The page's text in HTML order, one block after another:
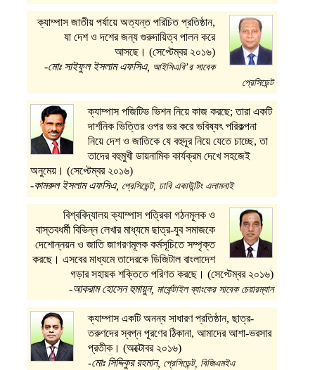
ক্যাম্পাস জাতীয় পর্যায়ে অত্যন্ত পরিচিত প্রতিষ্ঠান,
যা দেশ ও দশের জন্য গুরুদায়িত্ব পালন করে
আসছে। (সেপ্টেম্বর ২০১৬)
-মোঃ সাইফুল ইসলাম এফসিএ, আইসিএবি’র সাবেক
প্রেসিডেন্ট
ক্যাম্পাস পজিটিভ ভিশন নিয়ে কাজ করছে; তারা একটি
দার্শনিক ভিত্তির ওপর ভর করে ভবিষ্যৎ পরিকল্পনা
নিয়ে দেশ ও জাতিকে যে বহুদূর নিয়ে যেতে চাচ্ছে, তা
তাদের বহুমুখী ডায়নামিক কার্যক্রম দেখে সহজেই
অনুমেয়। (সেপ্টেম্বর ২০১৬)
-কামরুল ইসলাম এফসিএ, প্রেসিডেন্ট, ঢাবি একাউন্টিং এলামনাই
বিশ্ববিদ্যালয় ক্যাম্পাস পত্রিকা গঠনমূলক ও
বাস্তবধর্মী বিভিন্ন লেখার মাধ্যমে ছাত্র-যুব সমাজকে
দেশোন্নয়ন ও জাতি জাগরণমূলক কর্মসূচিতে সম্পৃক্ত
করছে। এসবের মাধ্যমে তাদেরকে ডিজিটাল বাংলাদেশ
গড়ার সহায়ক শক্তিতে পরিণত করছে। (সেপ্টেম্বর ২০১৬)
-আকরাম হোসেন হুমায়ুন, মার্কেন্টাইল ব্যাংকের সাবেক চেয়ারম্যান
ক্যাম্পাস একটি অনন্য সাধারণ প্রতিষ্ঠান, ছাত্র-
তরুণদের স্বপ্ন পূরণের ঠিকানা, আমাদের আশা-ভরসার
প্রতীক। (অক্টোবর ২০১৬)
-মোঃ সিদ্দিকুর রহমান, প্রেসিডেন্ট, বিজিএমইএ